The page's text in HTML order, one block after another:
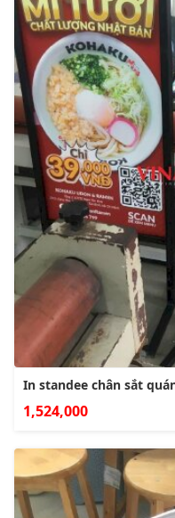
In standee chân sắt
1,524,000